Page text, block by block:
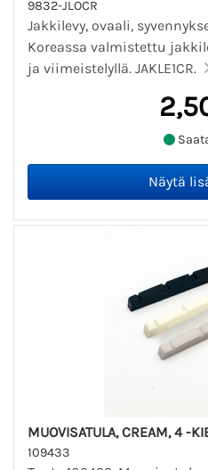
9832-JLOCR
Jakkilevy, ovaali,
Koreassa valmistettu
ja viimeistelyllä. JAKLE1CR.
MUOVISATULA, CREAM, 4 -
109433